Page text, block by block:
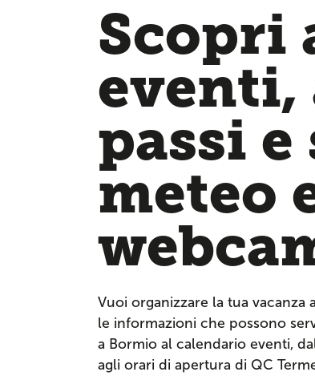
Scopri
eventi,
passi
meteo
Vuoi organizzare la tua
le informazioni che possono
a Bormio al calendario eventi,
agli orari di apertura di QC